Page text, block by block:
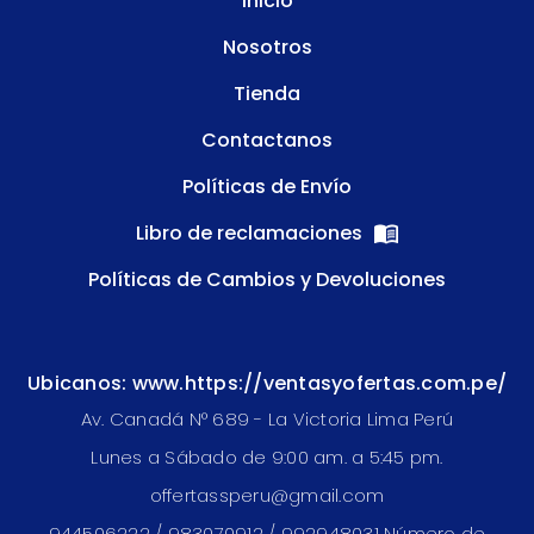
Nosotros
Tienda
Contactanos
Políticas de Envío
Libro de reclamaciones
Políticas de Cambios y Devoluciones
Ubicanos: www.https://ventasyofertas.com.pe/
Av. Canadá N° 689 - La Victoria Lima Perú
Lunes a Sábado de 9:00 am. a 5:45 pm.
offertassperu@gmail.com